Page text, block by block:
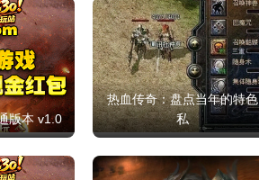
版本 v1.0
热血传奇：盘点当年的特色
私